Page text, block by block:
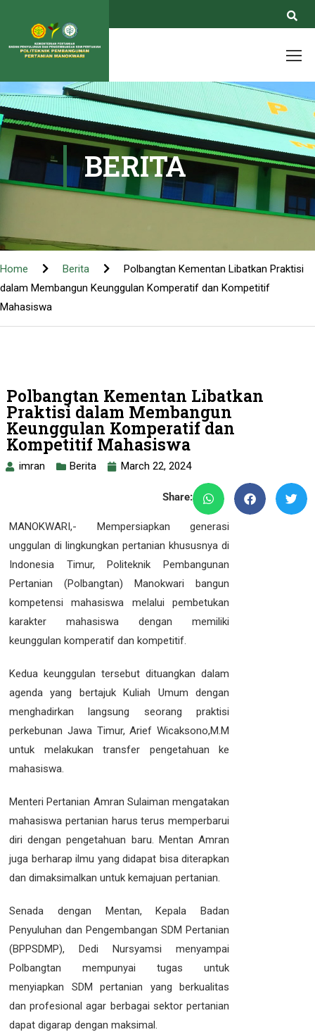
BERITA
Home Berita
Polbangtan Kementan Libatkan Praktisi
dalam Membangun Keunggulan Komperatif dan Kompetitif
Mahasiswa
Polbangtan Kementan Libatkan
Praktisi dalam Membangun
Keunggulan Komperatif dan
Kompetitif Mahasiswa
imran Berita March 22, 2024
Share:
MANOKWARI,- Mempersiapkan generasi
unggulan di lingkungkan pertanian khususnya di
Indonesia Timur, Politeknik Pembangunan
Pertanian (Polbangtan) Manokwari bangun
kompetensi mahasiswa melalui pembetukan
karakter mahasiswa dengan memiliki
keunggulan komperatif dan kompetitif.
Kedua keunggulan tersebut dituangkan dalam
agenda yang bertajuk Kuliah Umum dengan
menghadirkan langsung seorang praktisi
perkebunan Jawa Timur, Arief Wicaksono,M.M
untuk melakukan transfer pengetahuan ke
mahasiswa.
Menteri Pertanian Amran Sulaiman mengatakan
mahasiswa pertanian harus terus memperbarui
diri dengan pengetahuan baru. Mentan Amran
juga berharap ilmu yang didapat bisa diterapkan
dan dimaksimalkan untuk kemajuan pertanian.
Senada dengan Mentan, Kepala Badan
Penyuluhan dan Pengembangan SDM Pertanian
(BPPSDMP), Dedi Nursyamsi menyampai
Polbangtan mempunyai tugas untuk
menyiapkan SDM pertanian yang berkualitas
dan profesional agar berbagai sektor pertanian
dapat digarap dengan maksimal.